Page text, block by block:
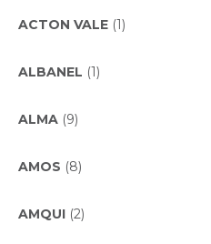
ACTON VALE (1)
ALBANEL (1)
ALMA (9)
AMOS (8)
AMQUI (2)